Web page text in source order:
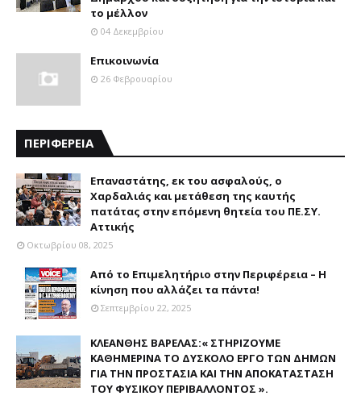
το μέλλον
04 Δεκεμβρίου
Επικοινωνία
26 Φεβρουαρίου
ΠΕΡΙΦΕΡΕΙΑ
Επαναστάτης, εκ του ασφαλούς, ο
Χαρδαλιάς και μετάθεση της καυτής
πατάτας στην επόμενη θητεία του ΠΕ.ΣΥ.
Αττικής
Οκτωβρίου 08, 2025
Από το Επιμελητήριο στην Περιφέρεια – Η
κίνηση που αλλάζει τα πάντα!
Σεπτεμβρίου 22, 2025
ΚΛΕΑΝΘΗΣ ΒΑΡΕΛΑΣ:« ΣΤΗΡΙΖΟΥΜΕ
ΚΑΘΗΜΕΡΙΝΑ ΤΟ ΔΥΣΚΟΛΟ ΕΡΓΟ ΤΩΝ ΔΗΜΩΝ
ΓΙΑ ΤΗΝ ΠΡΟΣΤΑΣΙΑ ΚΑΙ ΤΗΝ ΑΠΟΚΑΤΑΣΤΑΣΗ
ΤΟΥ ΦΥΣΙΚΟΥ ΠΕΡΙΒΑΛΛΟΝΤΟΣ ».